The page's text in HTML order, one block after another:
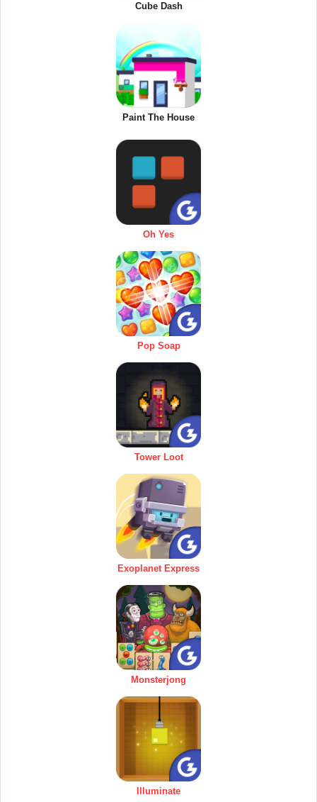
Cube Dash
Paint The House
Oh Yes
Pop Soap
Tower Loot
Exoplanet Express
Monsterjong
Illuminate